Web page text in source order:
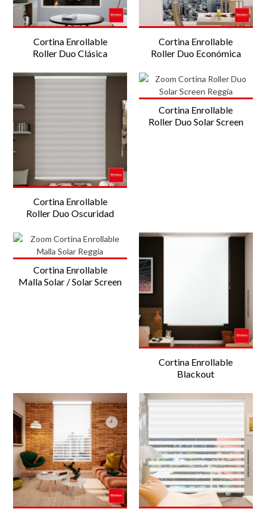
Cortina Enrollable
Roller Duo Clásica
Cortina Enrollable
Roller Duo Económica
Cortina Enrollable
Roller Duo Oscuridad
Cortina Enrollable
Roller Duo Solar Screen
Cortina Enrollable
Malla Solar / Solar Screen
Cortina Enrollable
Blackout